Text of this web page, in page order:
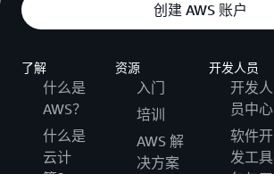
创建 AWS 账户
了解
什么是
AWS？
什么是
云计
资源
入门
培训
AWS 解
决方案
开发人员
开发人
员中心
软件开
发工具